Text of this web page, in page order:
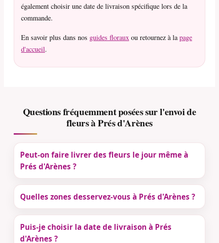
également choisir une date de livraison spécifique lors de la
commande.
En savoir plus dans nos guides floraux ou retournez à lapage
d'accueil.
Questions fréquemment posées sur l'envoi de
fleurs à Prés d'Arènes
Peut-on faire livrer des fleurs le jour même à
Prés d'Arènes ?
Quelles zones desservez-vous à Prés d'Arènes ?
Puis-je choisir la date de livraison à Prés
d'Arènes ?